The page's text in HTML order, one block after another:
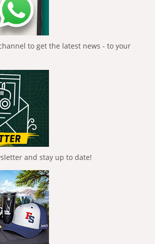
to get the latest news - to your
and stay up to date!